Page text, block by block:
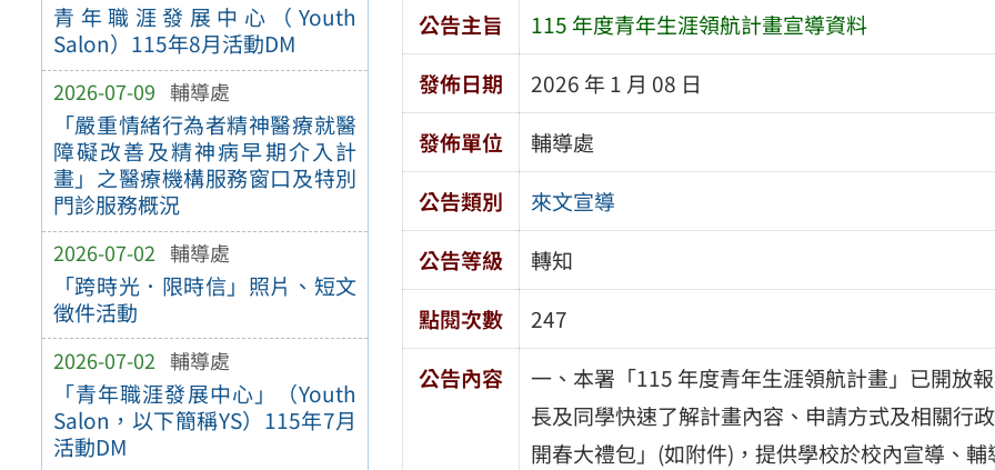
青年職涯發展中心（Youth
Salon）115年8月活動DM
2026-07-09 輔導處
「嚴重情緒行為者精神醫療就醫
障礙改善及精神病早期介入計
畫」之醫療機構服務窗口及特別
門診服務概況
2026-07-02 輔導處
「跨時光．限時信」照片、短文
徵件活動
2026-07-02 輔導處
「青年職涯發展中心」（Youth
Salon，以下簡稱YS）115年7月
活動DM
公告主旨
115 年度青年生涯領航計畫宣導資料
發佈日期
2026 年 1 月 08 日
發佈單位
輔導處
公告類別
來文宣導
公告等級
轉知
點閱次數
247
公告內容
一、本署「115 年度青年生涯領航計畫」已開放
長及同學快速了解計畫內容、申請方式及相關行
開春大禮包」(如附件)，提供學校於校內宣導、輔